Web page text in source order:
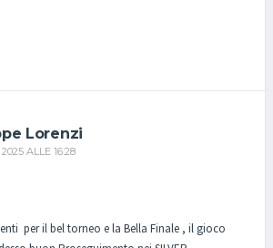
Lorenzi
ALLE 16:28
per il bel torneo e la Bella Finale , il gioco